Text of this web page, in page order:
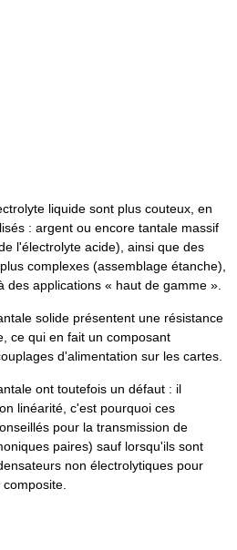
liquide sont plus couteux, en
: argent ou encore tantale massif
l'électrolyte acide), ainsi que des
complexes (assemblage étanche),
des applications « haut de gamme ».
solide présentent une résistance
ce qui en fait un composant
d'alimentation sur les cartes.
ont toutefois un défaut : il
linéarité, c'est pourquoi ces
pour la transmission de
paires) sauf lorsqu'ils sont
non électrolytiques pour